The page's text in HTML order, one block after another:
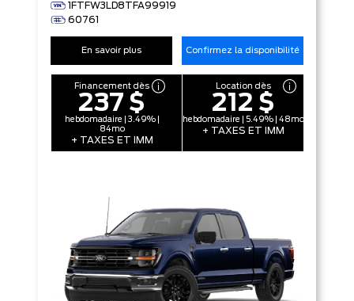
1FTFW3LD8TFA99919
60761
En savoir plus Confirmez la disponibilité
Financement dès
237 $
hebdomadaire | 3.49% |
84mo
+ TAXES ET IMM
Location dès
212 $
hebdomadaire | 5.49% | 48mo
+ TAXES ET IMM